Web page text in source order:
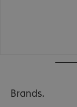
Brands.